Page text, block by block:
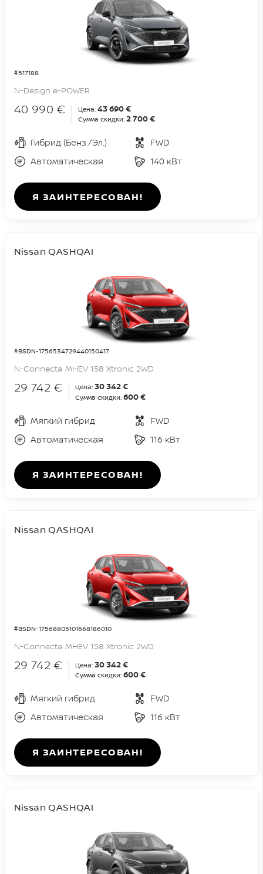
#517188
N-Design e-POWER
40 990 € Цена: 43 690 €
Сумма скидки: 2 700 €
Гибрид (Бенз./Эл.)
FWD
Автоматическая
140 кВт
Я ЗАИНТЕРЕСОВАН!
#BSDN-1756534729440150417
Nissan QASHQAI
N-Connecta MHEV 158 Xtronic 2WD
29 742 € Цена: 30 342 €
Сумма скидки: 600 €
Мягкий гибрид
FWD
Автоматическая
116 кВт
Я ЗАИНТЕРЕСОВАН!
#BSDN-17568805101668186010
Nissan QASHQAI
N-Connecta MHEV 158 Xtronic 2WD
29 742 € Цена: 30 342 €
Сумма скидки: 600 €
Мягкий гибрид
FWD
Автоматическая
116 кВт
Я ЗАИНТЕРЕСОВАН!
Nissan QASHQAI